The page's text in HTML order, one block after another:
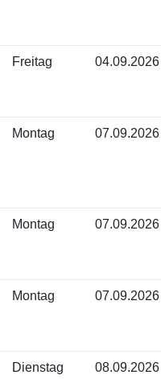
Freitag 04.09.2026
Montag 07.09.2026
Montag 07.09.2026
Montag 07.09.2026
Dienstag 08.09.2026